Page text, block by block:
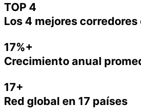
TOP 4
Los 4 mejores corredores
17%+
Crecimiento anual
17+
Red global en 17 países